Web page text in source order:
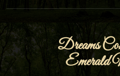
Dreams
Emerald